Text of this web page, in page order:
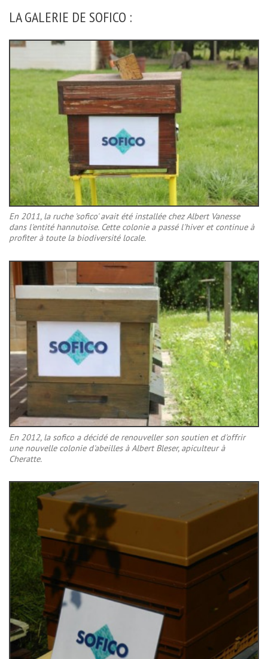
LA GALERIE DE SOFICO :
En 2011, la ruche 'sofico' avait été installée chez Albert Vanesse
dans l'entité hannutoise. Cette colonie a passé l'hiver et continue à
profiter à toute la biodiversité locale.
En 2012, la sofico a décidé de renouveller son soutien et d'offrir
une nouvelle colonie d'abeilles à Albert Bleser, apiculteur à
Cheratte.